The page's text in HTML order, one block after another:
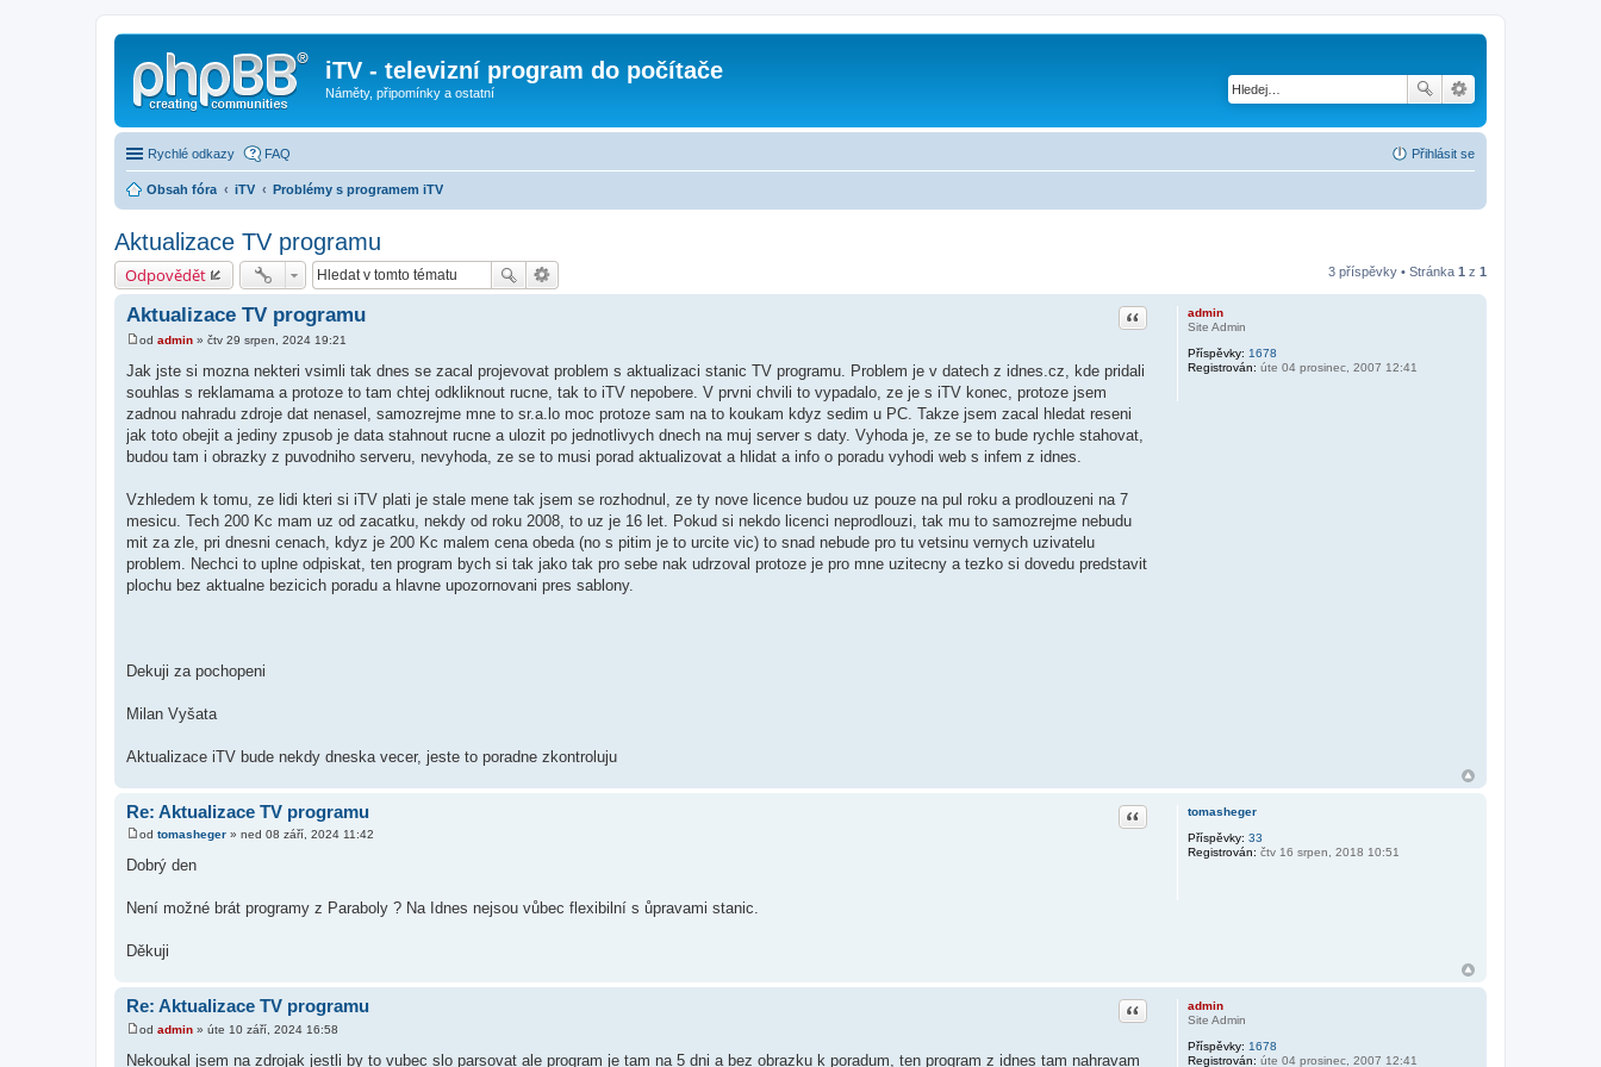
iTV - televizní program do počítače
Náměty, připomínky a ostatní
Rychlé odkazy FAQ Přihlásit se
Obsah fóra iTV Problémy s programem iTV
Aktualizace TV programu
Odpovědět 3 příspěvky • Stránka 1 z 1
admin
Site Admin
Příspěvky: 1678
Registrován: úte 04 prosinec, 2007 12:41
Aktualizace TV programu Citace
í
s
ě
v
k
od admin » čtv 29 srpen, 2024 19:21
Jak jste si mozna nekteri vsimli tak dnes se zacal projevovat problem s aktualizaci stanic TV programu. Problem je v datech z idnes.cz, kde pridali
souhlas s reklamama a protoze to tam chtej odkliknout rucne, tak to iTV nepobere. V prvni chvili to vypadalo, ze je s iTV konec, protoze jsem
zadnou nahradu zdroje dat nenasel, samozrejme mne to sr.a.lo moc protoze sam na to koukam kdyz sedim u PC. Takze jsem zacal hledat reseni
jak toto obejit a jediny zpusob je data stahnout rucne a ulozit po jednotlivych dnech na muj server s daty. Vyhoda je, ze se to bude rychle stahovat,
budou tam i obrazky z puvodniho serveru, nevyhoda, ze se to musi porad aktualizovat a hlidat a info o poradu vyhodi web s infem z idnes.
Vzhledem k tomu, ze lidi kteri si iTV plati je stale mene tak jsem se rozhodnul, ze ty nove licence budou uz pouze na pul roku a prodlouzeni na 7
mesicu. Tech 200 Kc mam uz od zacatku, nekdy od roku 2008, to uz je 16 let. Pokud si nekdo licenci neprodlouzi, tak mu to samozrejme nebudu
mit za zle, pri dnesni cenach, kdyz je 200 Kc malem cena obeda (no s pitim je to urcite vic) to snad nebude pro tu vetsinu vernych uzivatelu
problem. Nechci to uplne odpiskat, ten program bych si tak jako tak pro sebe nak udrzoval protoze je pro mne uzitecny a tezko si dovedu predstavit
plochu bez aktualne bezicich poradu a hlavne upozornovani pres sablony.
Dekuji za pochopeni
Milan Vyšata
Aktualizace iTV bude nekdy dneska vecer, jeste to poradne zkontroluju
tomasheger
Příspěvky: 33
Registrován: čtv 16 srpen, 2018 10:51
Re: Aktualizace TV programu Citace
í
ě
e
k
od tomasheger » ned 08 září, 2024 11:42
Dobrý den
Není možné brát programy z Paraboly ? Na Idnes nejsou vůbec flexibilní s ůpravami stanic.
Děkuji
admin
Site Admin
Příspěvky: 1678
Registrován: úte 04 prosinec, 2007 12:41
Re: Aktualizace TV programu Citace
od admin » úte 10 září, 2024 16:58
Nekoukal jsem na zdrojak jestli by to vubec slo parsovat ale program je tam na 5 dni a bez obrazku k poradum, ten program z idnes tam nahravam